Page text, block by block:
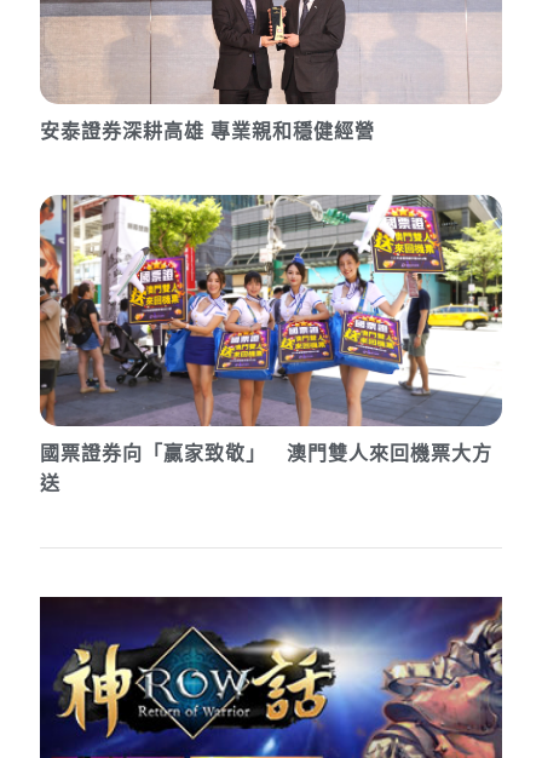
安泰證券深耕高雄 專業親和穩健經營
國票證券向「贏家致敬」 澳門雙人來回機票大方
送